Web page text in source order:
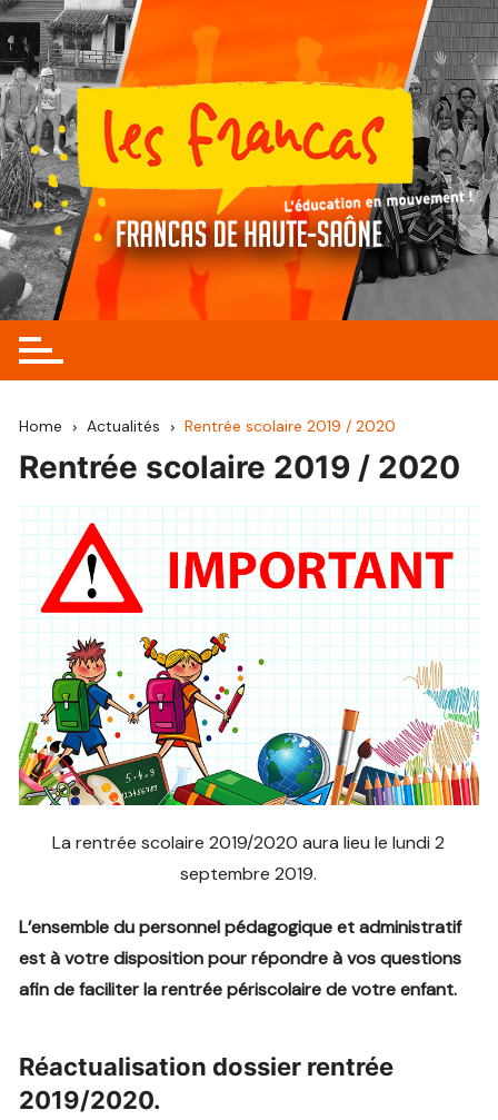
Skip
to
content
Home Actualités Rentrée scolaire 2019 / 2020
Rentrée scolaire 2019 / 2020
La rentrée scolaire 2019/2020 aura lieu le lundi 2
septembre 2019.
L’ensemble du personnel pédagogique et administratif
est à votre disposition pour répondre à vos questions
afin de faciliter la rentrée périscolaire de votre enfant.
Réactualisation dossier rentrée
2019/2020.